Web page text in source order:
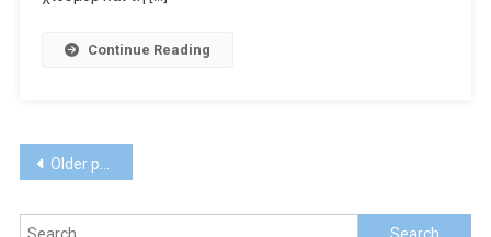
Continue Reading
Posts
navigation
Older posts
Search